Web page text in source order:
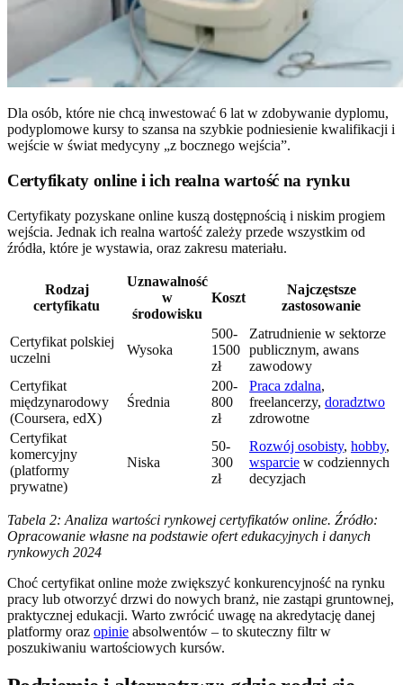
Dla osób, które nie chcą inwestować 6 lat w zdobywanie dyplomu,
podyplomowe kursy to szansa na szybkie podniesienie kwalifikacji i
wejście w świat medycyny „z bocznego wejścia”.
Certyfikaty online i ich realna wartość na rynku
Certyfikaty pozyskane online kuszą dostępnością i niskim progiem
wejścia. Jednak ich realna wartość zależy przede wszystkim od
źródła, które je wystawia, oraz zakresu materiału.
Rodzaj
certyfikatu
Uznawalność
w
środowisku
Koszt
Najczęstsze
zastosowanie
Certyfikat polskiej
uczelni
Wysoka
500-
1500
zł
Zatrudnienie w sektorze
publicznym, awans
zawodowy
Certyfikat
międzynarodowy
(Coursera, edX)
Średnia
200-
800
zł
Praca zdalna,
freelancerzy, doradztwo
zdrowotne
Certyfikat
komercyjny
(platformy
prywatne)
Niska
50-
300
zł
Rozwój osobisty, hobby,
wsparcie w codziennych
decyzjach
Tabela 2: Analiza wartości rynkowej certyfikatów online. Źródło:
Opracowanie własne na podstawie ofert edukacyjnych i danych
rynkowych 2024
Choć certyfikat online może zwiększyć konkurencyjność na rynku
pracy lub otworzyć drzwi do nowych branż, nie zastąpi gruntownej,
praktycznej edukacji. Warto zwrócić uwagę na akredytację danej
platformy oraz opinie absolwentów – to skuteczny filtr w
poszukiwaniu wartościowych kursów.